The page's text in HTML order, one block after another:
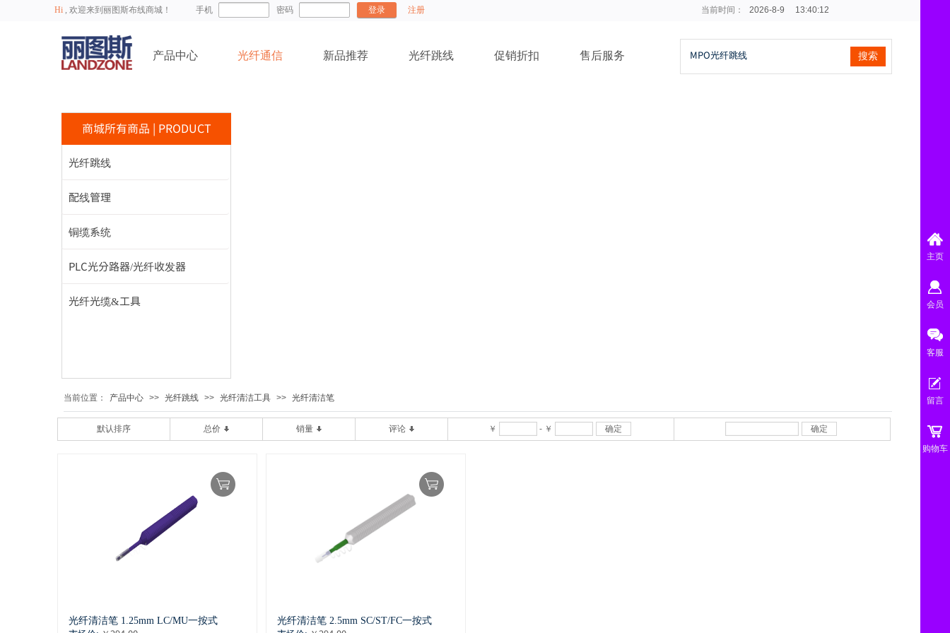
Hi , 欢迎来到丽图斯布线商城！ 2026-8-9 13:40:13
手机 密码 登录 注册 当前时间：
产品中心 光纤通信 新品推荐 光纤跳线 促销折扣 售后服务 搜索
商城所有商品 | PRODUCT
光纤跳线
配线管理
铜缆系统
PLC光分路器/光纤收发器
光纤光缆&工具
当前位置： 产品中心 >> 光纤跳线 >> 光纤清洁工具 >> 光纤清洁笔
默认排序 总价 销量 评论 ￥ - ￥ 确定 确定
光纤清洁笔 1.25mm LC/MU一按式 光纤清洁笔 2.5mm SC/ST/FC一按式
主页
会员
客服
留言
购物车